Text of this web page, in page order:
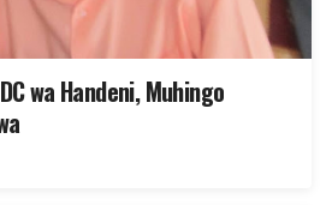
wa Handeni, Muhingo